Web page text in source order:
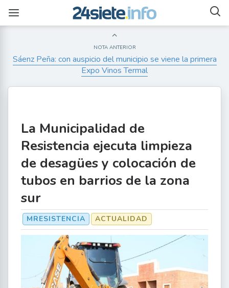
NOTA ANTERIOR
Sáenz Peña: con auspicio del municipio se viene la primera
Expo Vinos Termal
La Municipalidad de
Resistencia ejecuta limpieza
de desagües y colocación de
tubos en barrios de la zona
sur
MRESISTENCIA ACTUALIDAD